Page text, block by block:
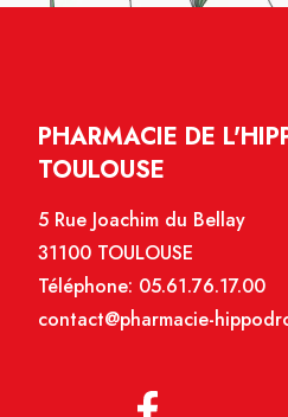
PHARMACIE DE
TOULOUSE
5 Rue Joachim du Bellay
31100 TOULOUSE
Téléphone: 05.61.76.17.00
contact@pharmacie-